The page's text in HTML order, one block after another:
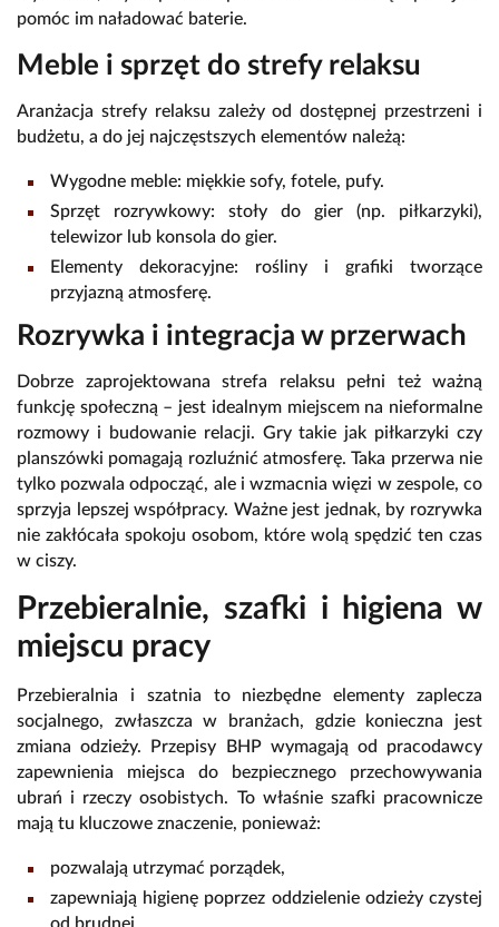
pomóc im naładować baterie.
Meble i sprzęt do strefy relaksu
Aranżacja strefy relaksu zależy od dostępnej przestrzeni i
budżetu, a do jej najczęstszych elementów należą:
Wygodne meble: miękkie sofy, fotele, pufy.
Sprzęt rozrywkowy: stoły do gier (np. piłkarzyki),
telewizor lub konsola do gier.
Elementy dekoracyjne: rośliny i grafiki tworzące
przyjazną atmosferę.
Rozrywka i integracja w przerwach
Dobrze zaprojektowana strefa relaksu pełni też ważną
funkcję społeczną – jest idealnym miejscem na nieformalne
rozmowy i budowanie relacji. Gry takie jak piłkarzyki czy
planszówki pomagają rozluźnić atmosferę. Taka przerwa nie
tylko pozwala odpocząć, ale i wzmacnia więzi w zespole, co
sprzyja lepszej współpracy. Ważne jest jednak, by rozrywka
nie zakłócała spokoju osobom, które wolą spędzić ten czas
w ciszy.
Przebieralnie, szafki i higiena w
miejscu pracy
Przebieralnia i szatnia to niezbędne elementy zaplecza
socjalnego, zwłaszcza w branżach, gdzie konieczna jest
zmiana odzieży. Przepisy BHP wymagają od pracodawcy
zapewnienia miejsca do bezpiecznego przechowywania
ubrań i rzeczy osobistych. To właśnie szafki pracownicze
mają tu kluczowe znaczenie, ponieważ:
pozwalają utrzymać porządek,
zapewniają higienę poprzez oddzielenie odzieży czystej